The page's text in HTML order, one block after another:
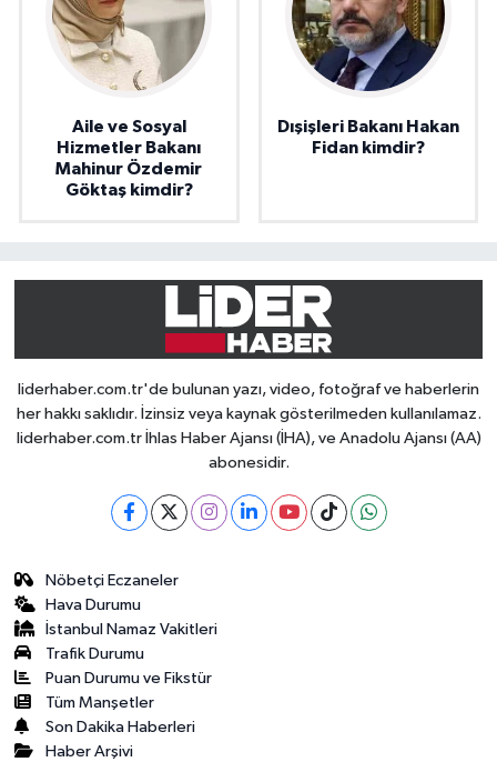
Aile ve Sosyal
Hizmetler Bakanı
Mahinur Özdemir
Göktaş kimdir?
Dışişleri Bakanı Hakan
Fidan kimdir?
liderhaber.com.tr'de bulunan yazı, video, fotoğraf ve haberlerin
her hakkı saklıdır. İzinsiz veya kaynak gösterilmeden kullanılamaz.
liderhaber.com.tr İhlas Haber Ajansı (İHA), ve Anadolu Ajansı (AA)
abonesidir.
Nöbetçi Eczaneler
Hava Durumu
İstanbul Namaz Vakitleri
Trafik Durumu
Puan Durumu ve Fikstür
Tüm Manşetler
Son Dakika Haberleri
Haber Arşivi